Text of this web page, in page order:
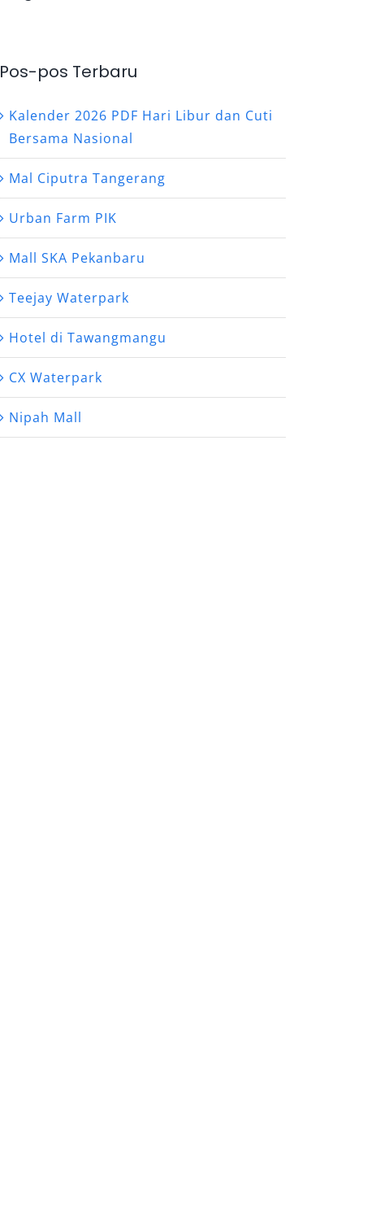
Pos-pos Terbaru
Kalender 2026 PDF Hari Libur dan Cuti
Bersama Nasional
Mal Ciputra Tangerang
Urban Farm PIK
Mall SKA Pekanbaru
Teejay Waterpark
Hotel di Tawangmangu
CX Waterpark
Nipah Mall